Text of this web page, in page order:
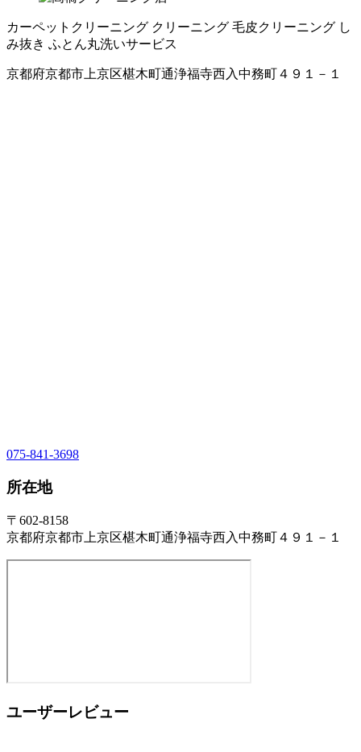
カーペットクリーニング クリーニング 毛皮クリーニング し
み抜き ふとん丸洗いサービス
京都府京都市上京区椹木町通浄福寺西入中務町４９１－１
075-841-3698
所在地
〒602-8158
京都府京都市上京区椹木町通浄福寺西入中務町４９１－１
ユーザーレビュー